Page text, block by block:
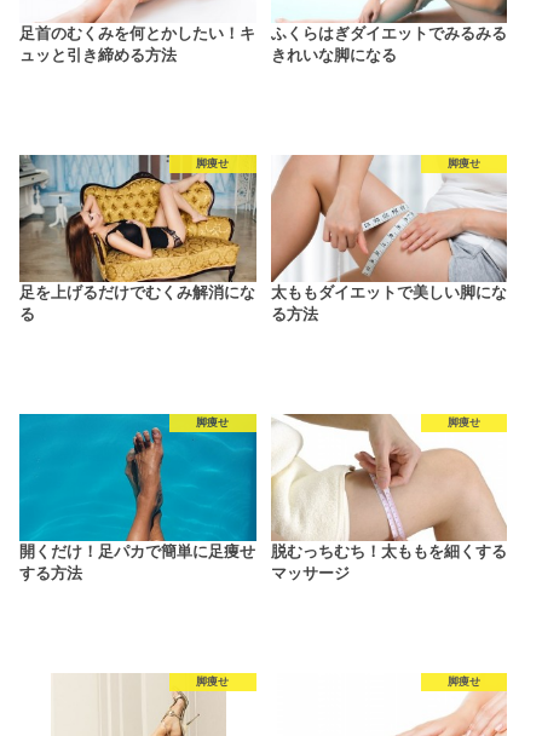
足首のむくみを何とかしたい！キ
ュッと引き締める方法
ふくらはぎダイエットでみるみる
きれいな脚になる
脚痩せ
足を上げるだけでむくみ解消にな
る
脚痩せ
太ももダイエットで美しい脚にな
る方法
脚痩せ
開くだけ！足パカで簡単に足痩せ
する方法
脚痩せ
脱むっちむち！太ももを細くする
マッサージ
脚痩せ 脚痩せ